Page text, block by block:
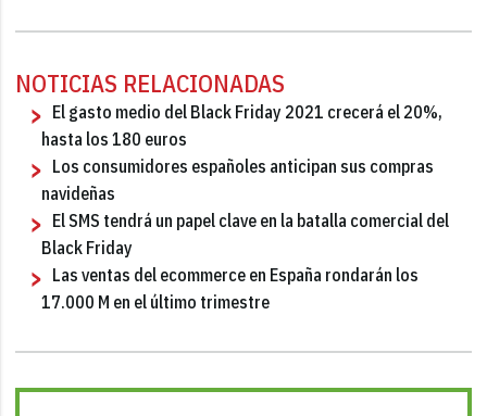
NOTICIAS RELACIONADAS
El gasto medio del Black Friday 2021 crecerá el 20%,
hasta los 180 euros
Los consumidores españoles anticipan sus compras
navideñas
El SMS tendrá un papel clave en la batalla comercial del
Black Friday
Las ventas del ecommerce en España rondarán los
17.000 M en el último trimestre